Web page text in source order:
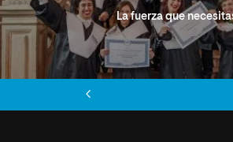
La fuerza que